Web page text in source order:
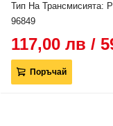
Тип На Трансмисията:
96849
117,00 лв /
Поръчай